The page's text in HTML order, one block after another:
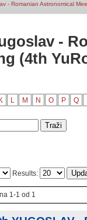
- Romanian Astronomical
-
(4th
K L M N O P Q
Results:
1-1 od 1